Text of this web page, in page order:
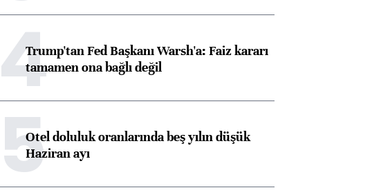
4Trump'tan Fed Başkanı Warsh'a: Faiz kararı
tamamen ona bağlı değil
5Otel doluluk oranlarında beş yılın düşük
Haziran ayı